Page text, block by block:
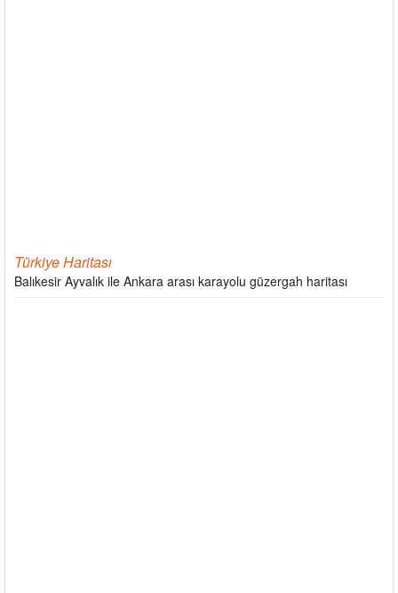
Türkiye Haritası
Balıkesir Ayvalık ile Ankara arası karayolu güzergah haritası